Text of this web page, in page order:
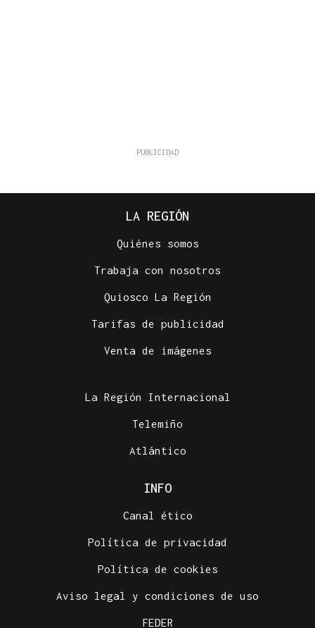
LA REGIÓN
Quiénes somos
Trabaja con nosotros
Quiosco La Región
Tarifas de publicidad
Venta de imágenes
La Región Internacional
Telemiño
Atlántico
INFO
Canal ético
Política de privacidad
Política de cookies
Aviso legal y condiciones de uso
FEDER